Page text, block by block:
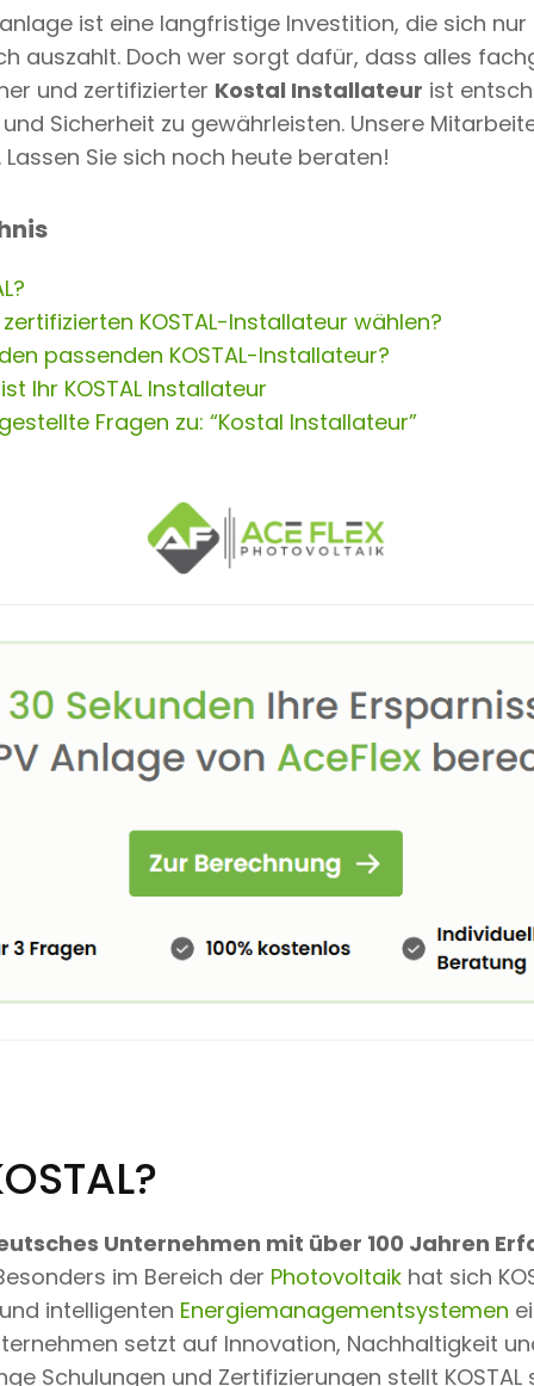
ist eine langfristige Investition, die sich
auszahlt. Doch wer sorgt dafür, dass alles
und zertifizierter Kostal Installateur ist
Sicherheit zu gewährleisten. Unsere
Sie sich noch heute beraten!
KOSTAL-Installateur wählen?
passenden KOSTAL-Installateur?
Ihr KOSTAL Installateur
Fragen zu: “Kostal Installateur”
Unternehmen mit über 100 Jahren
im Bereich der Photovoltaik hat sich
intelligenten Energiemanagementsystemen
setzt auf Innovation, Nachhaltigkeit
Schulungen und Zertifizierungen stellt